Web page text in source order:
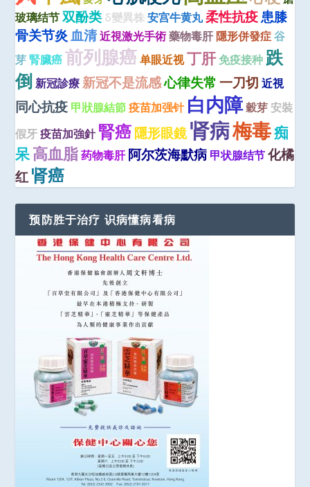
玻璃结节 双酚类 δ變異株 安宫牛黄丸柔性抗疫患膝
骨关节炎 血清近視激光手術 藥物毒肝隱形併發症 谷
芽 腎臟癌 前列腺癌 单眼近视丁肝免疫接种 跌
倒 新冠診療 新冠不是流感心律失常 一刀切 近視
同心抗疫 甲狀腺結節 疫苗加强针 白内障穀芽 安裝
假牙 疫苗加強針 腎癌隱形眼鏡肾病梅毒痴
呆高血脂 药物毒肝 阿尔茨海默病 甲状腺结节 化橘
红肾癌
预防胜于治疗 识病懂病看病